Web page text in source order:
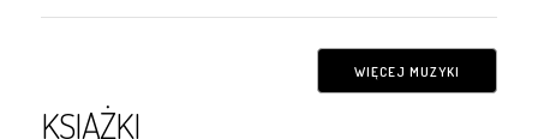
WIĘCEJ MUZYKI
KSIĄŻKI